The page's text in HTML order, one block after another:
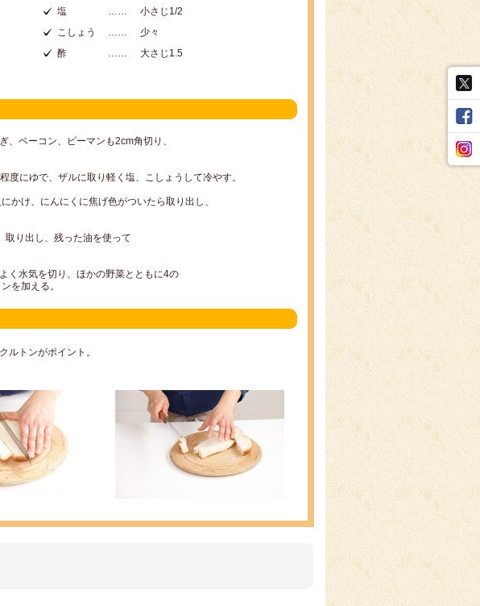
塩
こしょう
酢
……
……
……
小さじ1/2
少々
大さじ1.5
、ベーコン、ピーマンも2cm角切り、
にゆで、ザルに取り軽く塩、こしょうして冷やす。
かけ、にんにくに焦げ色がついたら取り出し、
取り出し、残った油を使って
く水気を切り、ほかの野菜とともに4の
を加える。
ルトンがポイント。